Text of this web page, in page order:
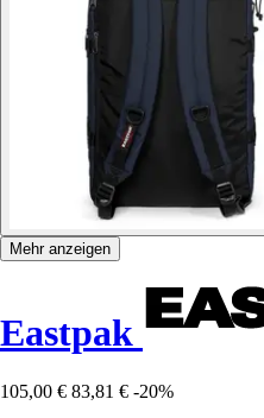
Mehr anzeigen
Eastpak
105,00 € 83,81 € -20%